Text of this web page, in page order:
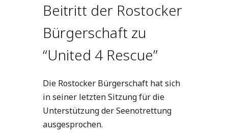
Beitritt der Rostocker
Bürgerschaft zu
“United 4 Rescue”
Die Rostocker Bürgerschaft hat sich
in seiner letzten Sitzung für die
Unterstützung der Seenotrettung
ausgesprochen.